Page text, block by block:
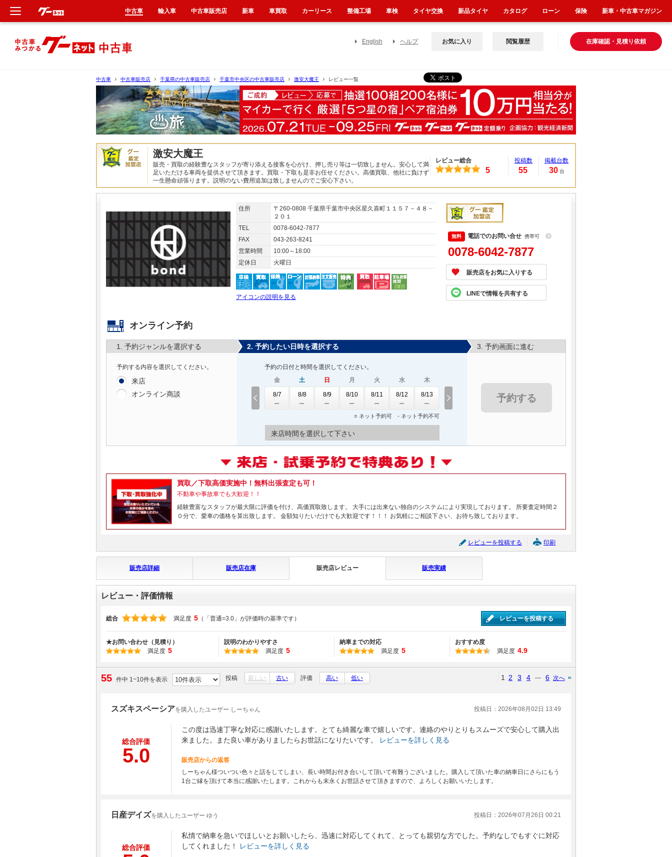
English ヘルプ 在庫確認・見積り依頼
お気に入り 閲覧履歴
中古車 中古車販売店 千葉県の中古車販売店 千葉市中央区の中古車販売店 激安大魔王 レビュー一覧
激安大魔王
販売・買取の経験豊なスタッフが寄り添える接客を心がけ、押し売り等は一切致しません。安心して満
足いただける車両を提供させて頂きます。買取・下取も是非お任せください。高価買取、他社に負けず
一生懸命頑張ります。説明のない費用追加は致しませんのでご安心下さい。
レビュー総合
5
投稿数
55
掲載台数
30 台
住所
〒260-0808 千葉県千葉市中央区星久喜町１１５７－４８－
２０１
TEL
0078-6042-7877
FAX
043-263-8241
営業時間
10:00～18:00
定休日
火曜日
アイコンの説明を見る
電話でのお問い合せ 携帯可 ？
0078-6042-7877
販売店をお気に入りする
LINEで情報を共有する
オンライン予約
1. 予約ジャンルを選択する
予約する内容を選択してください。
来店
オンライン商談
2. 予約したい日時を選択する
予約の日付と時間を選択してください。
金
8/7
土
8/8
日
8/9
月
8/10
火
8/11
水
8/12
木
8/13
○ ネット予約可 - ネット予約不可
来店時間を選択して下さい
3. 予約画面に進む
予約する
買取／下取高価実施中！無料出張査定も可！
不動車や事故車でも大歓迎！！
経験豊富なスタッフが最大限に評価を付け、高価買取致します。 大手には出来ない独自のシステムにより実現しております。 所要査定時間２
０分で、愛車の価格を算出致します。 金額知りたいだけでも大歓迎です！！！ お気軽にご相談下さい、お待ち致しております。
レビューを投稿する 印刷
販売店詳細 販売店在庫 販売店レビュー 販売実績
レビュー・評価情報
総合 満足度 5 （「普通=3.0」が評価時の基準です） レビューを投稿する
★お問い合わせ（見積り）
満足度 5
説明のわかりやすさ
満足度 5
納車までの対応
満足度 5
おすすめ度
満足度 4.9
55 件中 1~10件を表示 投稿 新しい 古い 評価 高い 低い 1 2 3 4 6 次へ
スズキスペーシアを購入したユーザー しーちゃん 投稿日：2026年08月02日 13:49
総合評価
5.0
この度は迅速丁寧な対応に感謝いたします。とても綺麗な車で嬉しいです。連絡のやりとりもスムーズで安心して購入出
来ました。また良い車がありましたらお世話になりたいです。
レビューを詳しく見る
販売店からの返答
しーちゃん様ついつい色々と話をしてしまい、長い時間お付き合いして頂いて有難うございました。購入して頂いた車の納車日にさらにもう
1台ご縁を頂けて本当に感謝いたします。これからも末永くお世話させて頂きますので、よろしくお願いいたします。
日産デイズを購入したユーザー ゆう 投稿日：2026年07月26日 00:21
総合評価
私情で納車を急いでほしいとお願いしたら、迅速に対応してくれて、とっても親切な方でした。予約なしでもすぐに対応
してくれました！
レビューを詳しく見る
中古車 輸入車 中古車販売店 新車 車買取 カーリース 整備工場 車検 タイヤ交換 新品タイヤ カタログ ローン 保険 新車・中古車マガジン
新車